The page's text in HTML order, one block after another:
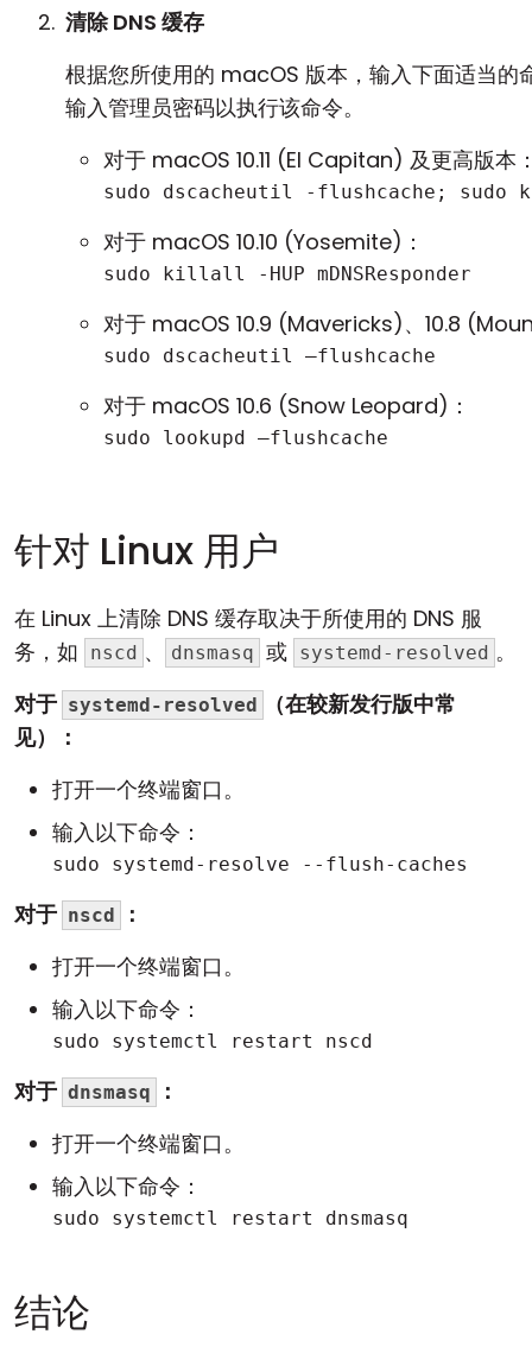
清除 DNS 缓存
根据您所使用的 macOS 版本，输入下面适当的
输入管理员密码以执行该命令。
对于 macOS 10.11 (El Capitan) 及更高版本
sudo dscacheutil -flushcache; sudo
对于 macOS 10.10 (Yosemite)：
sudo killall -HUP mDNSResponder
对于 macOS 10.9 (Mavericks)、10.8
sudo dscacheutil –flushcache
对于 macOS 10.6 (Snow Leopard)：
sudo lookupd –flushcache
针对 Linux 用户
在 Linux 上清除 DNS 缓存取决于所使用的 DNS 服
务，如
nscd 、 dnsmasq 或 systemd-resolved 。
对于 systemd-resolved
（在较新发行版中常
见）：
打开一个终端窗口。
输入以下命令：
sudo systemd-resolve --flush-caches
对于 nscd
：
打开一个终端窗口。
输入以下命令：
sudo systemctl restart nscd
对于 dnsmasq
：
打开一个终端窗口。
输入以下命令：
sudo systemctl restart dnsmasq
结论